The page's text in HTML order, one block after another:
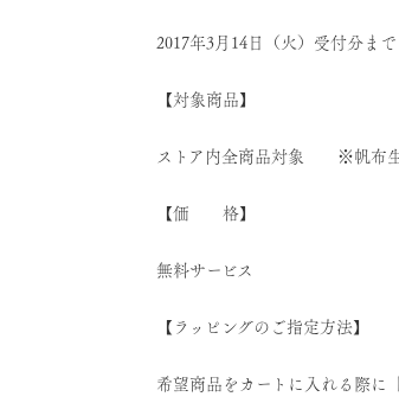
2017年3月14日（火）受付分まで
【対象商品】
ストア内全商品対象 ※帆布生
【価 格】
無料サービス
【ラッピングのご指定方法】
希望商品をカートに入れる際に